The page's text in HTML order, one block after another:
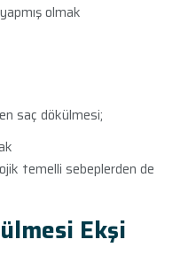
olmak
saç dökülmesi;
temelli sebeplerden de
Ekşi